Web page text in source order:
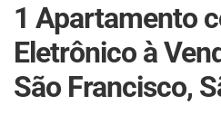
1 Apartamento
Eletrônico à
São Francisco,